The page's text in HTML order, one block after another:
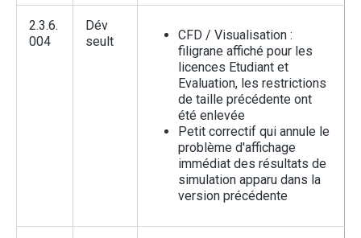
2.3.6.
004
Dév
seult
CFD / Visualisation :
filigrane affiché pour les
licences Etudiant et
Evaluation, les restrictions
de taille précédente ont
été enlevée
Petit correctif qui annule le
problème d'affichage
immédiat des résultats de
simulation apparu dans la
version précédente